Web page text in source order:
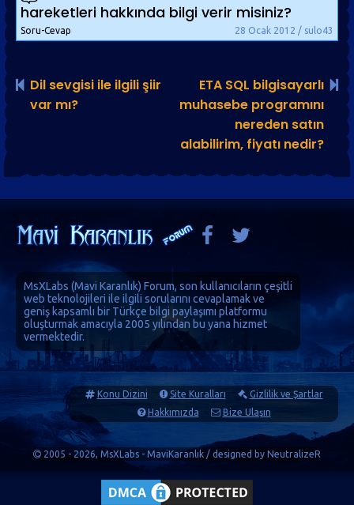
hareketleri hakkında bilgi verir misiniz?
28 Ocak 2012 / sulo43
Soru-Cevap
Dil sevgisi ile ilgili şiir
var mı?
ETA SQL bilgisayarlı
muhasebe programını
nereden satın
alabilirim, fiyatı nedir?
MsXLabs (Mavi Karanlık) Forum, son kullanıcıların çeşitli
web teknolojileri ile ilgili sorularını cevaplamak ve
geniş kapsamlı bir Türkçe bilgi paylaşımı platformu
oluşturmak amacıyla 2005 yılından bu yana hizmet
vermektedir.
Konu Dizini Site Kuralları
Gizlilik ve Şartlar
Hakkımızda
Bize Ulaşın
2005 - 2026, MsXLabs - MaviKaranlık / designed by NeutralizeR